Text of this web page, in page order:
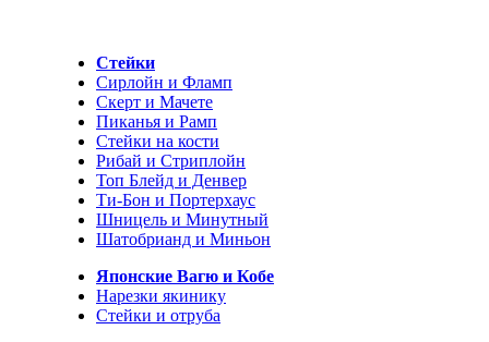
Стейки
Сирлойн и Фламп
Скерт и Мачете
Пиканья и Рамп
Стейки на кости
Рибай и Стриплойн
Топ Блейд и Денвер
Ти-Бон и Портерхаус
Шницель и Минутный
Шатобрианд и Миньон
Японские Вагю и Кобе
Нарезки якинику
Стейки и отруба